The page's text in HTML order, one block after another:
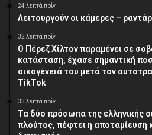
24 λεπτά πρίν
Λειτουργούν οι κάμερες –
32 λεπτά πρίν
Ο Πέρεζ Χίλτον παραμένει σε
κατάσταση, έχασε σημαντική
οικογένειά του μετά τον
TikTok
33 λεπτά πρίν
Τα δύο πρόσωπα της ελληνικής
πλούτος, πέφτει η αποταμίευση